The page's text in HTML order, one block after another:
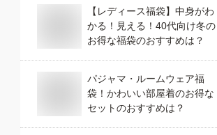
【レディース福袋】中身がわ
かる！見える！40代向け冬の
お得な福袋のおすすめは？
パジャマ・ルームウェア福
袋！かわいい部屋着のお得な
セットのおすすめは？